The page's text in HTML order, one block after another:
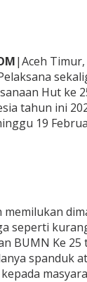
|Aceh
Hut ke
tahun ini
19
seperti
BUMN Ke
spanduk